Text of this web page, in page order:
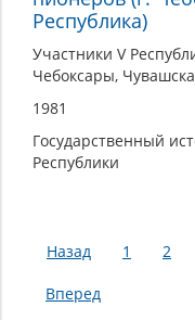
Республика)
Участники V
Чебоксары,
1981
Государственный
Республики
Страницы
Назад 1 2
Вперед